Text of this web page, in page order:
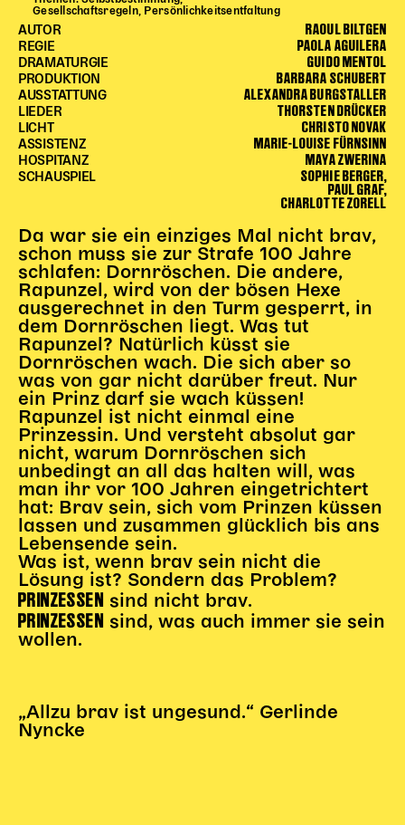
Begleitmaterial
TheaterPaket
Partnerklasse + Partnerschule
Schulabenteuernacht
Probenklasse
Vorstellungen für pädagogische Institutionen
PädagogikClub
Sommerfest
Open House
Newsletter für pädagogische Institutionen
DIGITALE BÜHNE
Gl!tch4
Wem gehört die Bühne?
House of Hybrid Rebels
HAUS
Über Uns
Unser Blog
Team
Künstler*innen 2025/26
Bühnen + Studios
Partner*innen
20 Jahre Dschungel Wien
Gesellschaftsregeln, Persönlichkeitsentfaltung
AUTOR RAOUL BILTGEN
REGIE PAOLA AGUILERA
DRAMATURGIE GUIDO MENTOL
PRODUKTION BARBARA SCHUBERT
AUSSTATTUNG ALEXANDRA BURGSTALLER
LIEDER THORSTEN DRÜCKER
LICHT CHRISTO NOVAK
ASSISTENZ MARIE-LOUISE FÜRNSINN
HOSPITANZ MAYA ZWERINA
SCHAUSPIEL SOPHIE BERGER,
PAUL GRAF,
CHARLOTTE ZORELL
Da war sie ein einziges Mal nicht brav,
schon muss sie zur Strafe 100 Jahre
schlafen: Dornröschen. Die andere,
Rapunzel, wird von der bösen Hexe
ausgerechnet in den Turm gesperrt, in
dem Dornröschen liegt. Was tut
Rapunzel? Natürlich küsst sie
Dornröschen wach. Die sich aber so
was von gar nicht darüber freut. Nur
ein Prinz darf sie wach küssen!
Rapunzel ist nicht einmal eine
Prinzessin. Und versteht absolut gar
nicht, warum Dornröschen sich
unbedingt an all das halten will, was
man ihr vor 100 Jahren eingetrichtert
hat: Brav sein, sich vom Prinzen küssen
lassen und zusammen glücklich bis ans
Lebensende sein.
Was ist, wenn brav sein nicht die
Lösung ist? Sondern das Problem?
PRINZESSEN sind nicht brav.
PRINZESSEN sind, was auch immer sie sein
wollen.
„Allzu brav ist ungesund.“ Gerlinde
Nyncke